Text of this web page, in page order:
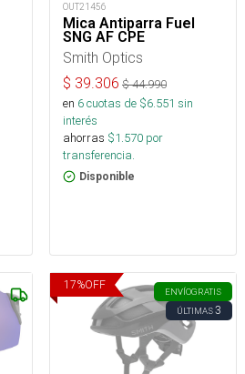
OUT21456
Mica Antiparra Fuel
SNG AF CPE
Smith Optics
$ 39.306 $44.990
en 6cuotas de $6.551 sin
interés
ahorras $1.570 por
transferencia.
Disponible
17%OFF
ENVÍOGRATIS
ÚLTIMAS3